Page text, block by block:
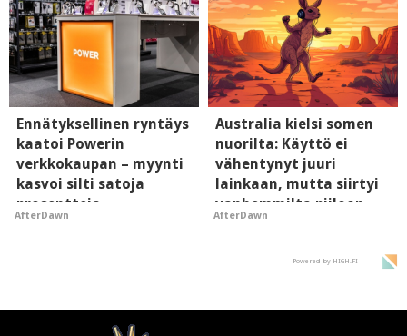
Ennätyksellinen ryntäys
kaatoi Powerin
verkkokaupan – myynti
kasvoi silti satoja
prosentteja
AfterDawn
Australia kielsi somen
nuorilta: Käyttö ei
vähentynyt juuri
lainkaan, mutta siirtyi
vanhemmilta piiloon
AfterDawn
Powered by HIGH.FI